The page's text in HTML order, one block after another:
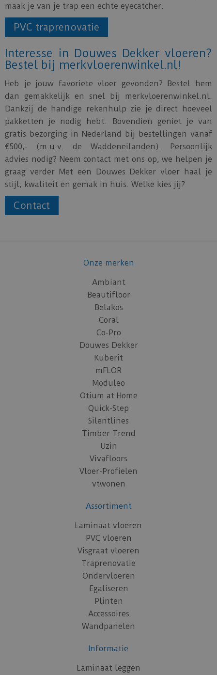
maak je van je trap een echte eyecatcher.
PVC traprenovatie
Interesse in Douwes Dekker vloeren?
Bestel bij merkvloerenwinkel.nl!
Heb je jouw favoriete vloer gevonden? Bestel hem
dan gemakkelijk en snel bij merkvloerenwinkel.nl.
Dankzij de handige rekenhulp zie je direct hoeveel
pakketten je nodig hebt. Bovendien geniet je van
gratis bezorging in Nederland bij bestellingen vanaf
€500,- (m.u.v. de Waddeneilanden). Persoonlijk
advies nodig? Neem contact met ons op, we helpen je
graag verder Met een Douwes Dekker vloer haal je
stijl, kwaliteit en gemak in huis. Welke kies jij?
Contact
Onze merken
Ambiant
Beautifloor
Belakos
Coral
Co-Pro
Douwes Dekker
Küberit
mFLOR
Moduleo
Otium at Home
Quick-Step
Silentlines
Timber Trend
Uzin
Vivafloors
Vloer-Profielen
vtwonen
Assortiment
Laminaat vloeren
PVC vloeren
Visgraat vloeren
Traprenovatie
Ondervloeren
Egaliseren
Plinten
Accessoires
Wandpanelen
Informatie
Laminaat leggen